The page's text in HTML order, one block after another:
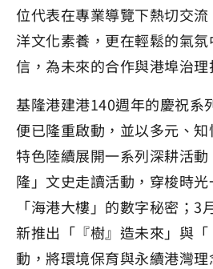
位代表在專業導覽下熱切交
洋文化素養，更在輕鬆的氣
信，為未來的合作與港埠治理
基隆港建港140週年的慶祝系
便已隆重啟動，並以多元、
特色陸續展開一系列深耕活
隆」文史走讀活動，穿梭時
「海港大樓」的數字秘密；3
新推出「『樹』造未來」與
動，將環境保育與永續港灣